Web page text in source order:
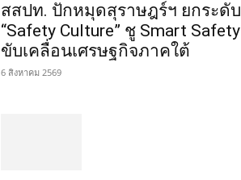
สสปท. ปักหมุดสุราษฎร์ฯ ยกระดับ
“Safety Culture” ชู Smart Safety
ขับเคลื่อนเศรษฐกิจภาคใต้
6 สิงหาคม 2569